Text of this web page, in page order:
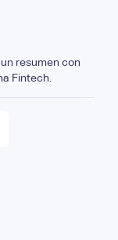
resumen con
Fintech.